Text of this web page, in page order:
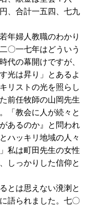
、合計一五四、七九
年婦人教職のわかり
〇一七年はどういう
代の幕開けですが、
光は昇り」とあるよ
リストの光を照らし
前任牧師の山岡先生
「教会に人が続々と
あるのか』と問われ
ハッキリ地域の人々
私は町田先生の女性
しっかりした信仰と
とは思えない溌溂と
語られました。七〇